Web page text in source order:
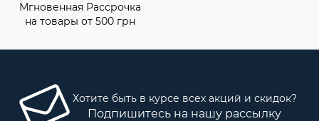
Мгновенная Рассрочка
на товары от 500 грн
Хотите быть в курсе всех акций и скидок?
Подпишитесь на нашу рассылку